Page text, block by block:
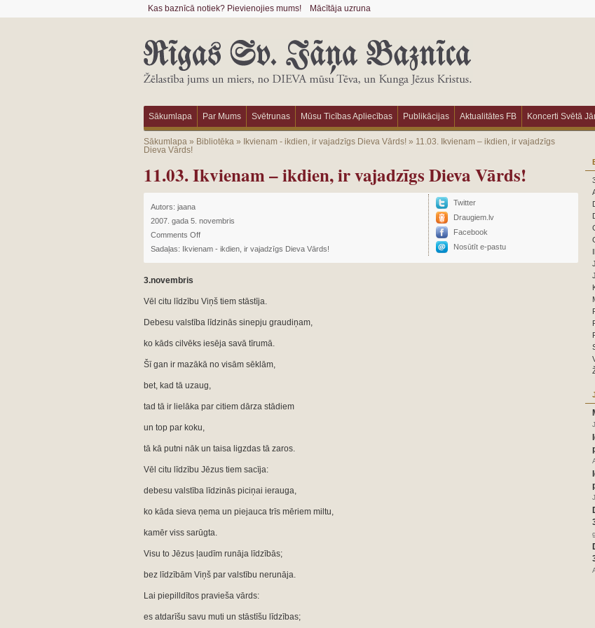
Kas baznīcā notiek? Pievienojies mums! Mācītāja uzruna
Sākumlapa Par Mums Svētrunas Mūsu Ticības Apliecības Publikācijas Aktualitātes FB Koncerti Svētā
Sākumlapa» Bibliotēka» Ikvienam - ikdien, ir vajadzīgs Dieva Vārds!» 11.03. Ikvienam – ikdien, ir vajadzīgs
Dieva Vārds!
11.03. Ikvienam – ikdien, ir vajadzīgs Dieva Vārds!
Autors: jaana
2007. gada 5. novembris
Comments Off
Sadaļas: Ikvienam - ikdien, ir vajadzīgs Dieva Vārds!
Twitter
Draugiem.lv
Facebook
Nosūtīt e-pastu
3.novembris
Vēl citu līdzību Viņš tiem stāstīja.
Debesu valstība līdzinās sinepju graudiņam,
ko kāds cilvēks iesēja savā tīrumā.
Šī gan ir mazākā no visām sēklām,
bet, kad tā uzaug,
tad tā ir lielāka par citiem dārza stādiem
un top par koku,
tā kā putni nāk un taisa ligzdas tā zaros.
Vēl citu līdzību Jēzus tiem sacīja:
debesu valstība līdzinās piciņai ierauga,
ko kāda sieva ņema un piejauca trīs mēriem miltu,
kamēr viss sarūgta.
Visu to Jēzus ļaudīm runāja līdzībās;
bez līdzībām Viņš par valstību nerunāja.
Lai piepilldītos pravieša vārds:
es atdarīšu savu muti un stāstīšu līdzības;